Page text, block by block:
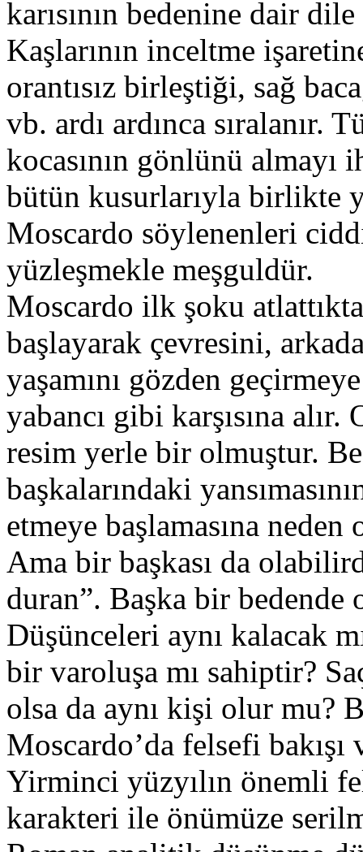
karısının bedenine dair
Kaşlarının inceltme
orantısız birleştiği, sağ
vb. ardı ardınca sıralanır.
kocasının gönlünü almayı
bütün kusurlarıyla birlikte
Moscardo söylenenleri
yüzleşmekle meşguldür.
Moscardo ilk şoku
başlayarak çevresini,
yaşamını gözden
yabancı gibi karşısına
resim yerle bir olmuştur.
başkalarındaki
etmeye başlamasına
Ama bir başkası da
duran”. Başka bir bedende
Düşünceleri aynı kalacak
bir varoluşa mı sahiptir?
olsa da aynı kişi olur mu?
Moscardo’da felsefi
Yirminci yüzyılın önemli
karakteri ile önümüze